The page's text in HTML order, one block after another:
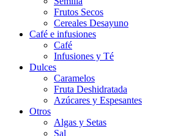
Frutos Secos
Cereales Desayuno
Café e infusiones
Café
Infusiones y Té
Dulces
Caramelos
Fruta Deshidratada
Azúcares y Espesantes
Otros
Algas y Setas
Sal